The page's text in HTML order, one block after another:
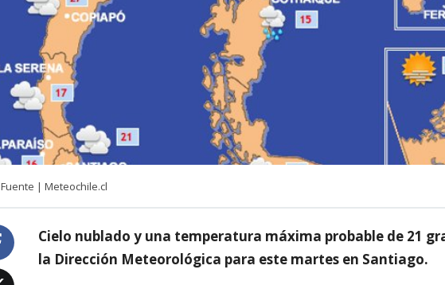
Fuente | Meteochile.cl
Cielo nublado y una temperatura máxima probable de 21
la Dirección Meteorológica para este martes en Santiago.